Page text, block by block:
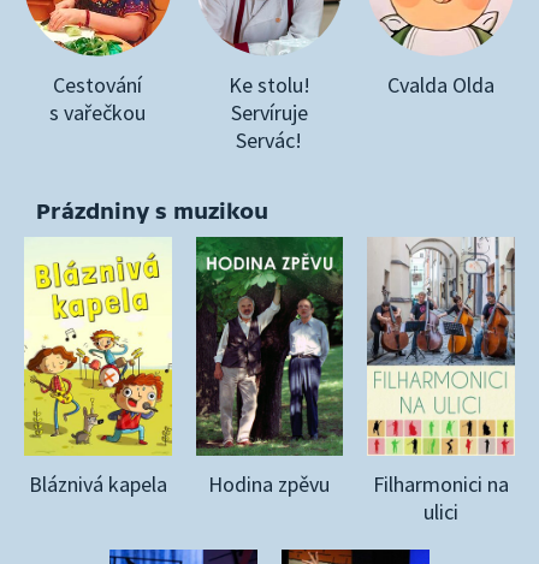
Cestování
s vařečkou
Ke stolu!
Servíruje
Servác!
Cvalda Olda
Prázdniny s muzikou
Bláznivá kapela Hodina zpěvu
Filharmonici na
ulici